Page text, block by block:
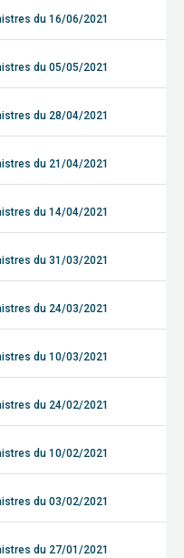
du 16/06/2021
du 05/05/2021
du 28/04/2021
du 21/04/2021
du 14/04/2021
du 31/03/2021
du 24/03/2021
du 10/03/2021
du 24/02/2021
du 10/02/2021
du 03/02/2021
du 27/01/2021